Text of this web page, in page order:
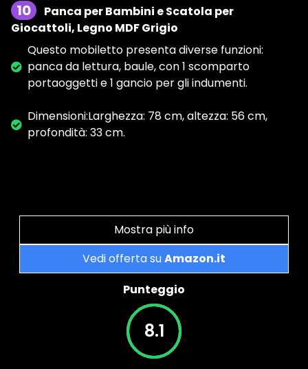
10
Panca per Bambini e Scatola per
Giocattoli, Legno MDF Grigio
Questo mobiletto presenta diverse funzioni:
panca da lettura, baule, con 1 scomparto
portaoggetti e 1 gancio per gli indumenti.
Dimensioni:Larghezza: 78 cm, altezza: 56 cm,
profondità: 33 cm.
Mostra più info
Vedi offerta suAmazon.it
Punteggio
8.1